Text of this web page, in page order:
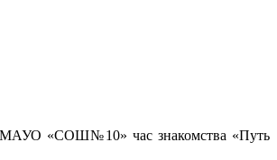
МАУО «СОШ№10» час знакомства «Путь